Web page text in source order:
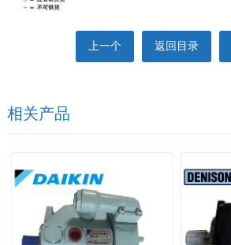
上一个 返回目录
相关产品